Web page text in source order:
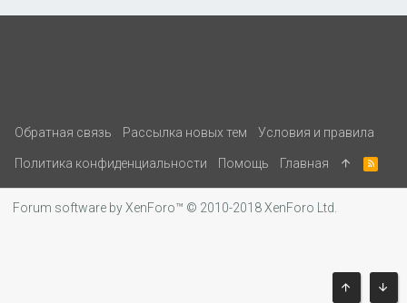
Обратная связь Рассылка новых тем Условия и правила
Политика конфиденциальности Помощь Главная
R
S
Forum software by XenForo™ © 2010-2018 XenForo Ltd.
ВВЕРХ